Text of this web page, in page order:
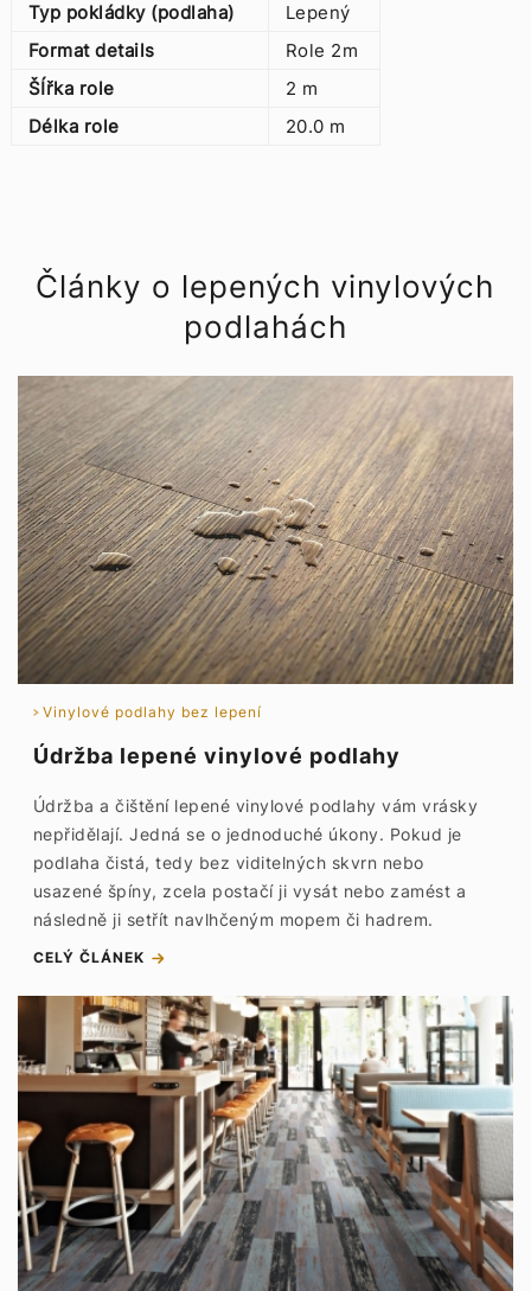
Typ pokládky (podlaha)
Lepený
Format details
Role 2m
ŠÍřka role
2 m
Délka role
20.0 m
Články o lepených vinylových
podlahách
Vinylové podlahy bez lepení
Údržba lepené vinylové podlahy
Údržba a čištění lepené vinylové podlahy vám vrásky
nepřidělají. Jedná se o jednoduché úkony. Pokud je
podlaha čistá, tedy bez viditelných skvrn nebo
usazené špíny, zcela postačí ji vysát nebo zamést a
následně ji setřít navlhčeným mopem či hadrem.
CELÝ ČLÁNEK